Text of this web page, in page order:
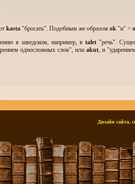
Дизайн сайта,
kasta "бросать". Подобным же образом ok "и" >
в шведском, например, вtalet "речь".
односложных слов", или akut, и
форма старого двойственного числаvit
других скандинавских языках, сохранились
прозаической литературы XIII в. - в сагах
переводной литературе, но, как правило,
некоторое количество слов, в частности,
другие слова, например,lampi"лампа",gas
ærlegur"честный",spaug"шутка" (из дат.
forsóma"пренебрегать",erta "дразнить,